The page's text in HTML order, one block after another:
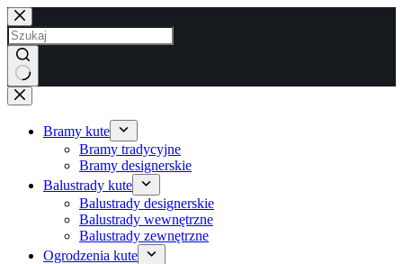
Przejdź
do
treści
Brak
wyników
Bramy kute
Bramy tradycyjne
Bramy designerskie
Balustrady kute
Balustrady designerskie
Balustrady wewnętrzne
Balustrady zewnętrzne
Ogrodzenia kute